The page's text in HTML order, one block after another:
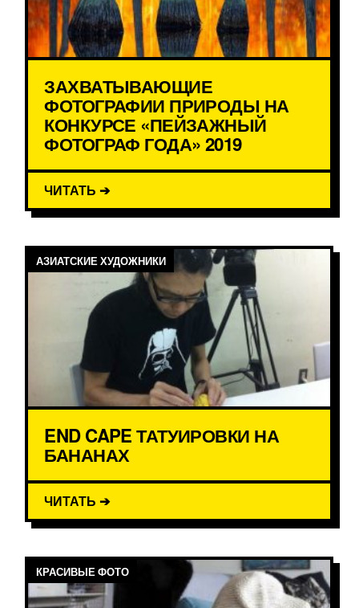
ЗАХВАТЫВАЮЩИЕ
ФОТОГРАФИИ ПРИРОДЫ НА
КОНКУРСЕ «ПЕЙЗАЖНЫЙ
ФОТОГРАФ ГОДА» 2019
ЧИТАТЬ ➔
АЗИАТСКИЕ ХУДОЖНИКИ
END CAPE ТАТУИРОВКИ НА
БАНАНАХ
ЧИТАТЬ ➔
КРАСИВЫЕ ФОТО